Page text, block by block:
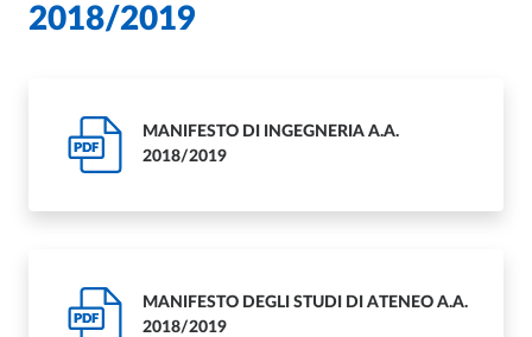
2018/2019
PDF
MANIFESTO DI INGEGNERIA A.A.
2018/2019
PDF
MANIFESTO DEGLI STUDI DI ATENEO A.A.
2018/2019